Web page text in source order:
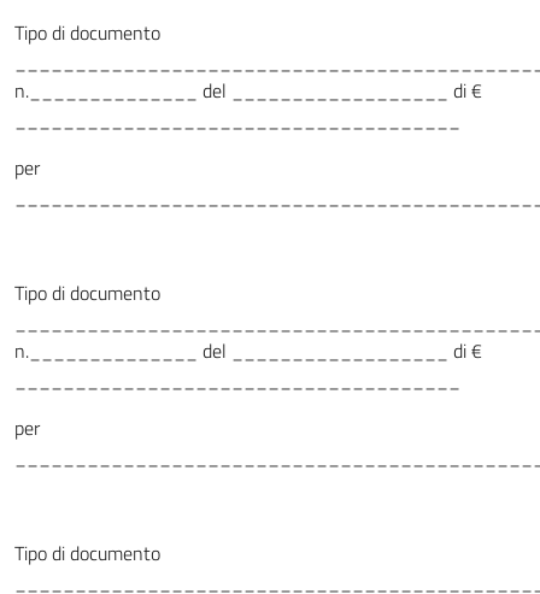
Tipo di documento
n.______________ del __________________ di €
per
Tipo di documento
n.______________ del __________________ di €
per
Tipo di documento